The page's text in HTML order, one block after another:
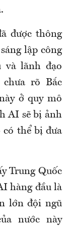
được thông
lập công
và lãnh đạo
chưa rõ Bắc
ở quy mô
AI sẽ bị ảnh
thể bị đưa
Trung Quốc
hàng đầu là
lớn đội ngũ
nước này